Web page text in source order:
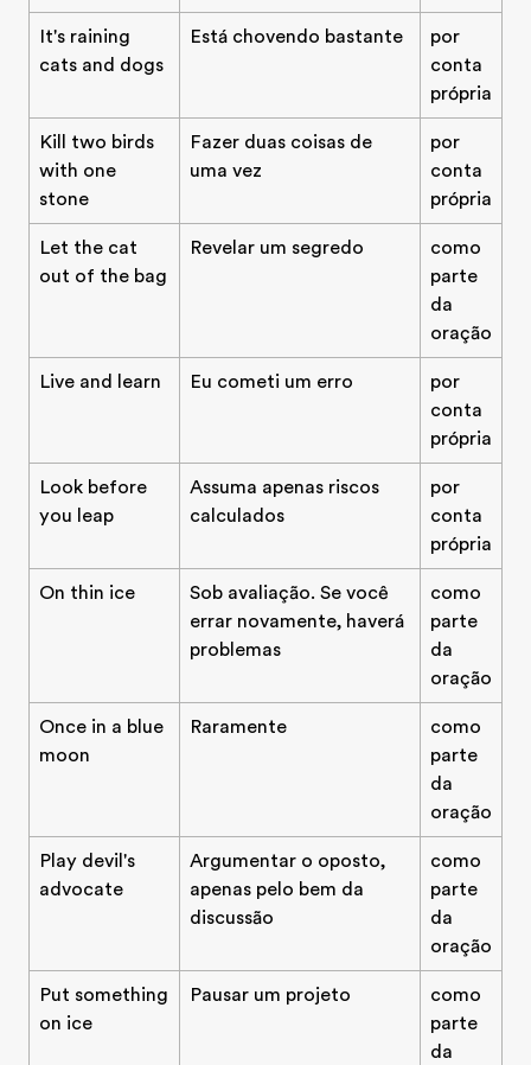
It's raining
cats and dogs
Está chovendo bastante
por
conta
própria
Kill two birds
with one
stone
Fazer duas coisas de
uma vez
por
conta
própria
Let the cat
out of the bag
Revelar um segredo
como
parte
da
oração
Live and learn Eu cometi um erro
por
conta
própria
Look before
you leap
Assuma apenas riscos
calculados
por
conta
própria
On thin ice
Sob avaliação. Se você
errar novamente, haverá
problemas
como
parte
da
oração
Once in a blue
moon
Raramente
como
parte
da
oração
Play devil's
advocate
Argumentar o oposto,
apenas pelo bem da
discussão
como
parte
da
oração
Put something
on ice
Pausar um projeto
como
parte
da